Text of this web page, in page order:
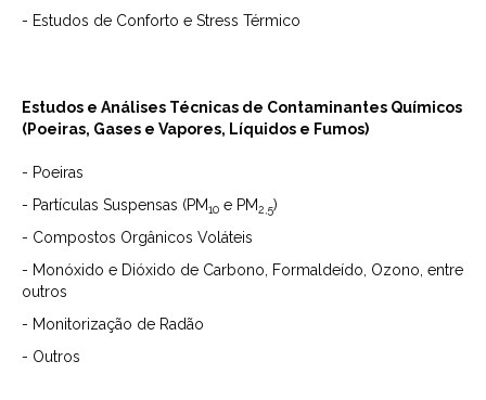
- Estudos de Conforto e Stress Térmico
Estudos e Análises Técnicas de Contaminantes Químicos
(Poeiras, Gases e Vapores, Líquidos e Fumos)
- Poeiras
- Partículas Suspensas (PM10 e PM2,5)
- Compostos Orgânicos Voláteis
- Monóxido e Dióxido de Carbono, Formaldeído, Ozono, entre
outros
- Monitorização de Radão
- Outros